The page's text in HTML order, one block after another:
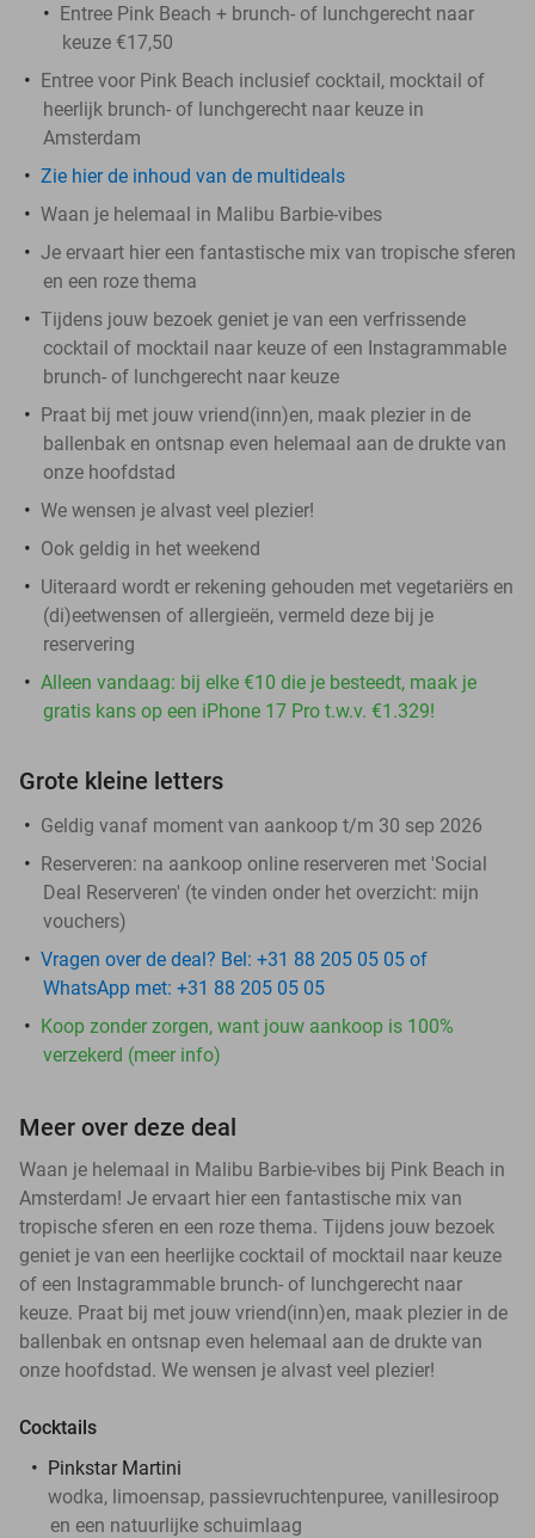
Entree Pink Beach + brunch- of lunchgerecht naar
keuze €17,50
Entree voor Pink Beach inclusief cocktail, mocktail of
heerlijk brunch- of lunchgerecht naar keuze in
Amsterdam
Zie hier de inhoud van de multideals
Waan je helemaal in Malibu Barbie-vibes
Je ervaart hier een fantastische mix van tropische sferen
en een roze thema
Tijdens jouw bezoek geniet je van een verfrissende
cocktail of mocktail naar keuze of een Instagrammable
brunch- of lunchgerecht naar keuze
Praat bij met jouw vriend(inn)en, maak plezier in de
ballenbak en ontsnap even helemaal aan de drukte van
onze hoofdstad
We wensen je alvast veel plezier!
Ook geldig in het weekend
Uiteraard wordt er rekening gehouden met vegetariërs en
(di)eetwensen of allergieën, vermeld deze bij je
reservering
Alleen vandaag: bij elke €10 die je besteedt, maak je
gratis kans op een iPhone 17 Pro t.w.v. €1.329!
Grote kleine letters
Geldig vanaf moment van aankoop t/m 30 sep 2026
Reserveren: na aankoop online reserveren met 'Social
Deal Reserveren' (te vinden onder het overzicht: mijn
vouchers)
Vragen over de deal? Bel: +31 88 205 05 05 of
WhatsApp met: +31 88 205 05 05
Koop zonder zorgen, want jouw aankoop is 100%
verzekerd (meer info)
Meer over deze deal
Waan je helemaal in Malibu Barbie-vibes bij Pink Beach in
Amsterdam! Je ervaart hier een fantastische mix van
tropische sferen en een roze thema. Tijdens jouw bezoek
geniet je van een heerlijke cocktail of mocktail naar keuze
of een Instagrammable brunch- of lunchgerecht naar
keuze. Praat bij met jouw vriend(inn)en, maak plezier in de
ballenbak en ontsnap even helemaal aan de drukte van
onze hoofdstad. We wensen je alvast veel plezier!
Cocktails
Pinkstar Martini
wodka, limoensap, passievruchtenpuree, vanillesiroop
en een natuurlijke schuimlaag